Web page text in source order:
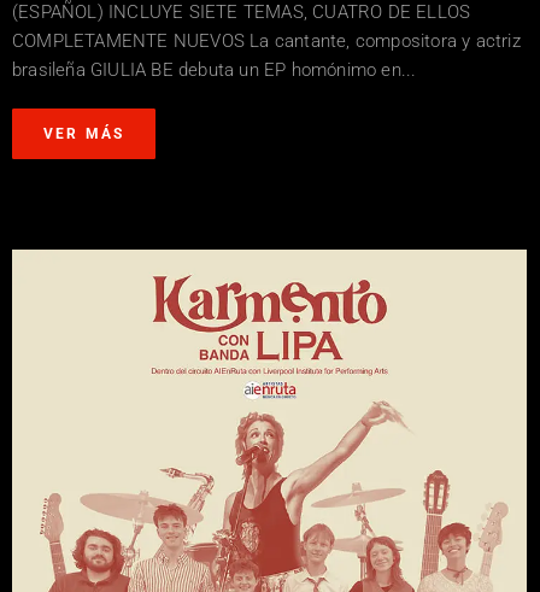
(ESPAÑOL) INCLUYE SIETE TEMAS, CUATRO DE ELLOS
COMPLETAMENTE NUEVOS La cantante, compositora y actriz
brasileña GIULIA BE debuta un EP homónimo en...
VER MÁS